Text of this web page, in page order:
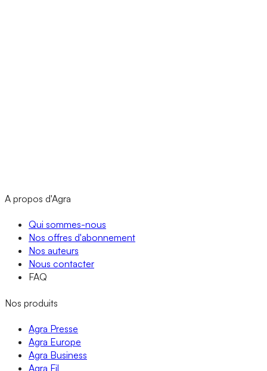
A propos d'Agra
Qui sommes-nous
Nos offres d'abonnement
Nos auteurs
Nous contacter
FAQ
Nos produits
Agra Presse
Agra Europe
Agra Business
Agra Fil